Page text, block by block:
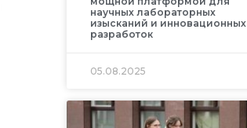
научных лабораторных
изысканий и инновационных
разработок
05.08.2025